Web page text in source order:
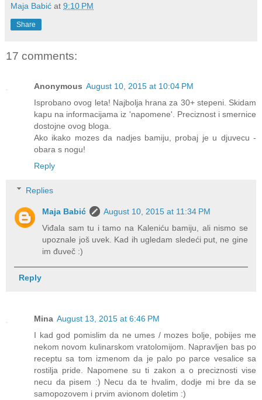
Maja Babić at 9:10 PM
Share
17 comments:
Anonymous August 10, 2015 at 10:04 PM
Isprobano ovog leta! Najbolja hrana za 30+ stepeni. Skidam
kapu na informacijama iz 'napomene'. Preciznost i smernice
dostojne ovog bloga.
Ako ikako mozes da nadjes bamiju, probaj je u djuvecu -
obara s nogu!
Reply
Replies
Maja Babić
August 10, 2015 at 11:34 PM
Viđala sam tu i tamo na Kaleniću bamiju, ali nismo se
upoznale još uvek. Kad ih ugledam sledeći put, ne gine
im đuveč :)
Reply
Mina August 13, 2015 at 6:46 PM
I kad god pomislim da ne umes / mozes bolje, pobijes me
nekom novom kulinarskom vratolomijom. Napravljen bas po
receptu sa tom izmenom da je palo po parce vesalice sa
rostilja pride. Napomene su ti zakon a o preciznosti vise
necu da pisem :) Necu da te hvalim, dodje mi bre da se
samopozovem i prvim avionom doletim :)